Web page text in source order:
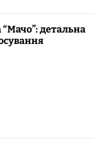
“Мачо”: детальна